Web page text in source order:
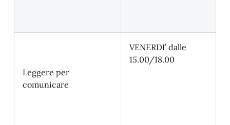
Leggere per
comunicare
VENERDI’ dalle
15.00/18.00